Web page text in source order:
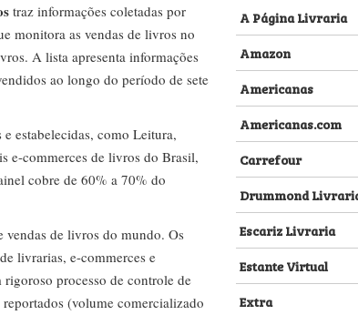
traz informações coletadas por
monitora as vendas de livros no
A lista apresenta informações
ao longo do período de sete
estabelecidas, como Leitura,
e-commerces de livros do Brasil,
cobre de 60% a 70% do
de livros do mundo. Os
livrarias, e-commerces e
processo de controle de
(volume comercializado
A Página Livraria
Amazon
Americanas
Americanas.com
Carrefour
Drummond
Escariz Livraria
Estante Virtual
Extra